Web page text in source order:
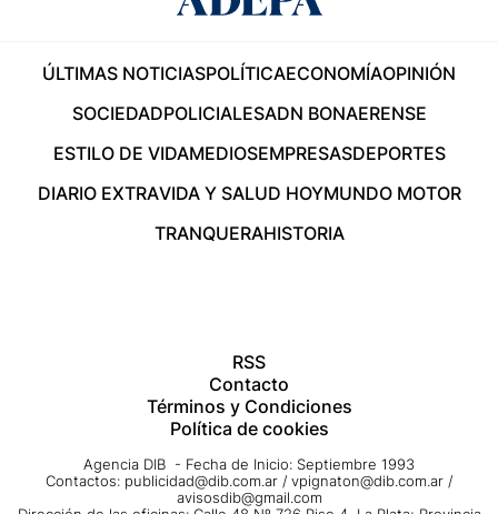
ÚLTIMAS NOTICIASPOLÍTICAECONOMÍAOPINIÓN
SOCIEDADPOLICIALESADN BONAERENSE
ESTILO DE VIDAMEDIOSEMPRESASDEPORTES
DIARIO EXTRAVIDA Y SALUD HOYMUNDO MOTOR
TRANQUERAHISTORIA
RSS
Contacto
Términos y Condiciones
Política de cookies
Agencia DIB - Fecha de Inicio: Septiembre 1993
Contactos: publicidad@dib.com.ar / vpignaton@dib.com.ar /
avisosdib@gmail.com